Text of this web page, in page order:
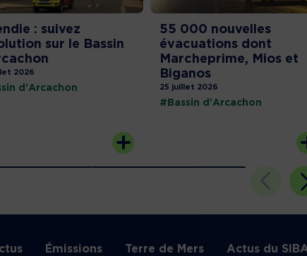
: suivez
sur le Bassin
2026
d'Arcachon
55 000 nouvelles
évacuations dont
Marcheprime, Mios et
Biganos
25 juillet 2026
#Bassin d'Arcachon
Émissions Terre de Mers Actus du